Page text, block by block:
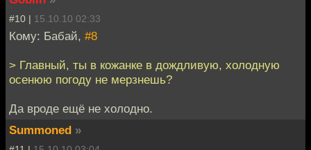
#10 | 15.10.10 02:33
Кому: Бабай, #8
> Главный, ты в кожанке в дождливую, холодную
осенюю погоду не мерзнешь?
Да вроде ещё не холодно.
Summoned »